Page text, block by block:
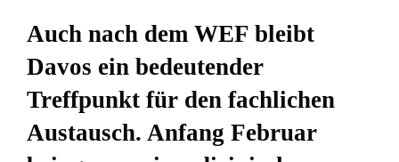
Auch nach dem WEF bleibt
Davos ein bedeutender
Treffpunkt für den fachlichen
Austausch. Anfang Februar